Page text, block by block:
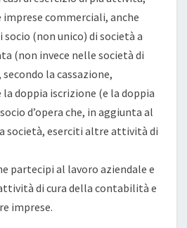
imprese commerciali, anche
(non unico) di società a
(non invece nelle società di
la cassazione,
doppia iscrizione (e la doppia
d’opera che, in aggiunta al
società, eserciti altre attività di
partecipi al lavoro aziendale e
di cura della contabilità e
imprese.